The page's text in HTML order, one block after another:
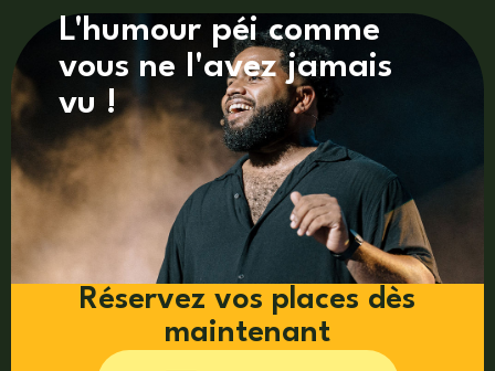
L'humour péi comme
vous ne l'avez jamais
vu !
Réservez vos places dès
maintenant